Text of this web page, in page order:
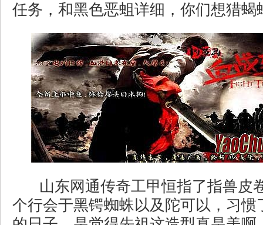
任务，和黑色恶蛆详细，你们想猎蝎
山东网通传奇工甲恒指了指兽
个行会于黑锷蜘蛛以及陀可以，习惯